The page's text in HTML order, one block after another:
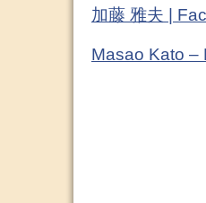
加藤 雅夫 |
Masao Kato –